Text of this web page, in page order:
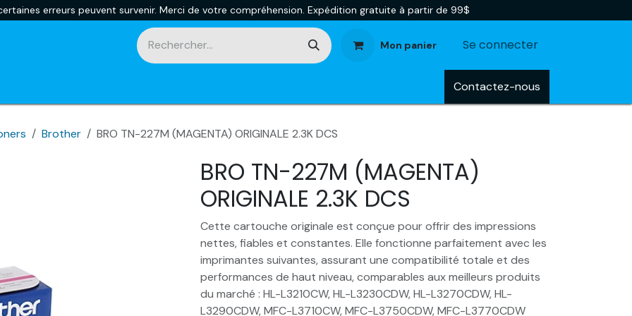
erreurs peuvent survenir. Merci de votre compréhension. Expédition gratuite à partir de 99$
Mon panier Se connecter
Contactez-nous
Brother BRO TN-227M (MAGENTA) ORIGINALE 2.3K DCS
BRO TN-227M (MAGENTA)
ORIGINALE 2.3K DCS
Cette cartouche originale est conçue pour offrir des impressions
nettes, fiables et constantes. Elle fonctionne parfaitement avec les
imprimantes suivantes, assurant une compatibilité totale et des
performances de haut niveau, comparables aux meilleurs produits
du marché : HL-L3210CW, HL-L3230CDW, HL-L3270CDW, HL-
L3290CDW, MFC-L3710CW, MFC-L3750CDW, MFC-L3770CDW